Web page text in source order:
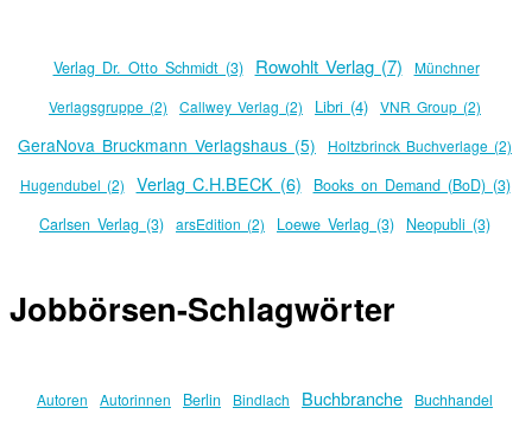
Verlag Dr. Otto Schmidt (3) Rowohlt Verlag (7)
Münchner
Verlagsgruppe (2)
Callwey Verlag (2) Libri (4) VNR Group (2)
GeraNova Bruckmann Verlagshaus (5)
Holtzbrinck Buchverlage (2)
Hugendubel (2)
Verlag C.H.BECK (6)
Books on Demand (BoD) (3)
Carlsen Verlag (3) arsEdition (2) Loewe Verlag (3) Neopubli (3)
Jobbörsen-Schlagwörter
Autoren Autorinnen Berlin Bindlach Buchbranche Buchhandel